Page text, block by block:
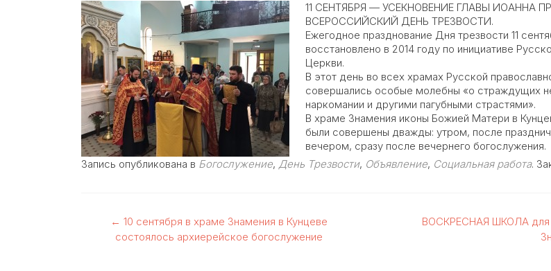
11 СЕНТЯБРЯ — УСЕКНОВЕНИЕ ГЛАВЫ ИОАННА
ВСЕРОССИЙСКИЙ ДЕНЬ ТРЕЗВОСТИ.
Ежегодное празднование Дня трезвости 11
восстановлено в 2014 году по инициативе
Церкви.
В этот день во всех храмах Русской
совершались особые молебны «о страждущих
наркомании и другими пагубными страстями».
В храме Знамения иконы Божией Матери в
были совершены дважды: утром, после
вечером, сразу после вечернего богослужения.
Запись опубликована в Богослужение, День Трезвости, Объявление, Социальная работа.
Навигация
← 10 сентября в храме Знамения в Кунцеве
состоялось архиерейское богослужение
ВОСКРЕСНАЯ ШКОЛА для